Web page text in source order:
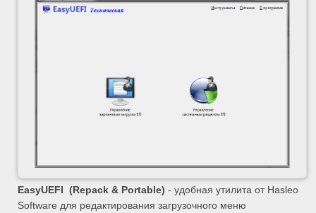
EasyUEFI (Repack & Portable) - удобная утилита от Hasleo
Software для редактирования загрузочного меню